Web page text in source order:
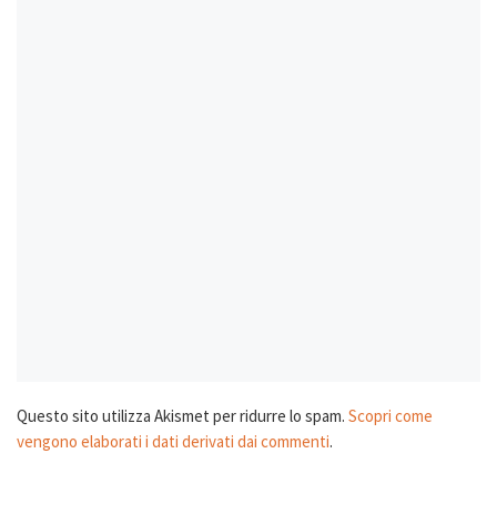
Questo sito utilizza Akismet per ridurre lo spam. Scopri come
vengono elaborati i dati derivati dai commenti.